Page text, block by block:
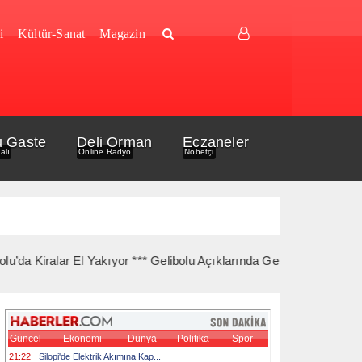
Kültür-Sanat Magazin
Gaste Deli Orman
Online Radyo
Eczaneler
Nöbetçi
El Yakıyor *** Gelibolu Açıklarında Gemi Yangını Korkuttu